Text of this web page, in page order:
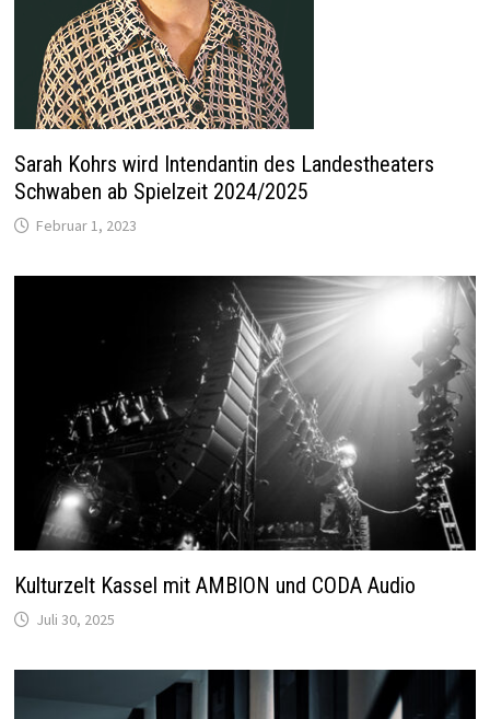
Sarah Kohrs wird Intendantin des Landestheaters
Schwaben ab Spielzeit 2024/2025
Februar 1, 2023
Kulturzelt Kassel mit AMBION und CODA Audio
Juli 30, 2025